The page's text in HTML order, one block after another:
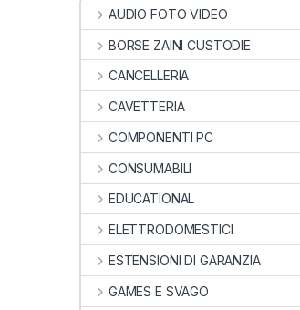
AUDIO FOTO VIDEO
BORSE ZAINI CUSTODIE
CANCELLERIA
CAVETTERIA
COMPONENTI PC
CONSUMABILI
EDUCATIONAL
ELETTRODOMESTICI
ESTENSIONI DI GARANZIA
GAMES E SVAGO